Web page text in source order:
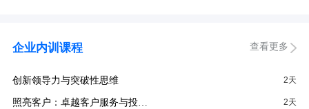
企业内训课程 查看更多
创新领导力与突破性思维 2天
照亮客户：卓越客户服务与投… 2天